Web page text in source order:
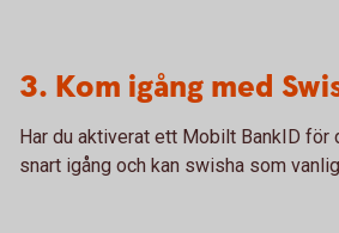
3. Kom igång med
Har du aktiverat ett Mobilt BankID för
snart igång och kan swisha som